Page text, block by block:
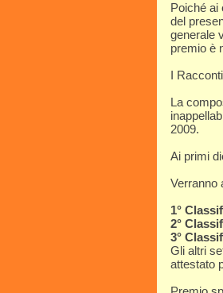
Poiché ai
del
generale
premio è
I
La
2009.
Ai primi
Verranno
1°
2°
3°
Gli altri
attestato